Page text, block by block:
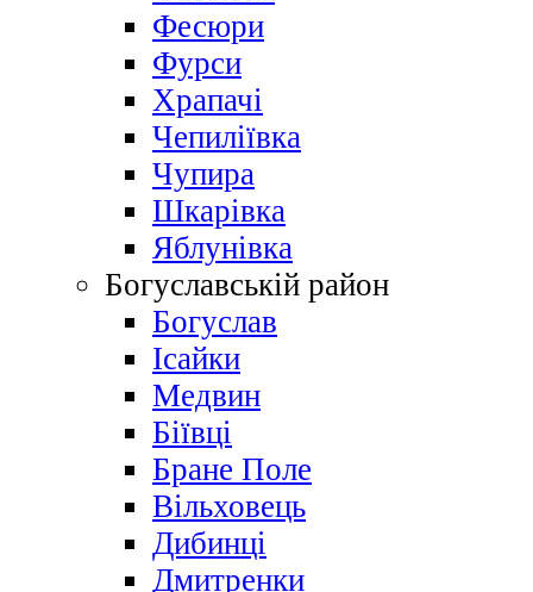
Фесюри
Фурси
Храпачі
Чепиліївка
Чупира
Шкарівка
Яблунівка
Богуславській район
Богуслав
Ісайки
Медвин
Біївці
Бране Поле
Вільховець
Дибинці
Дмитренки